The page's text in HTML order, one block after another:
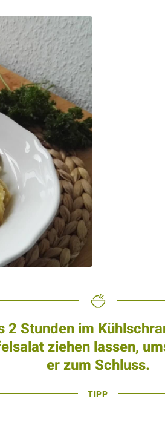
2 Stunden im
ziehen lassen,
er zum Schluss.
TIPP